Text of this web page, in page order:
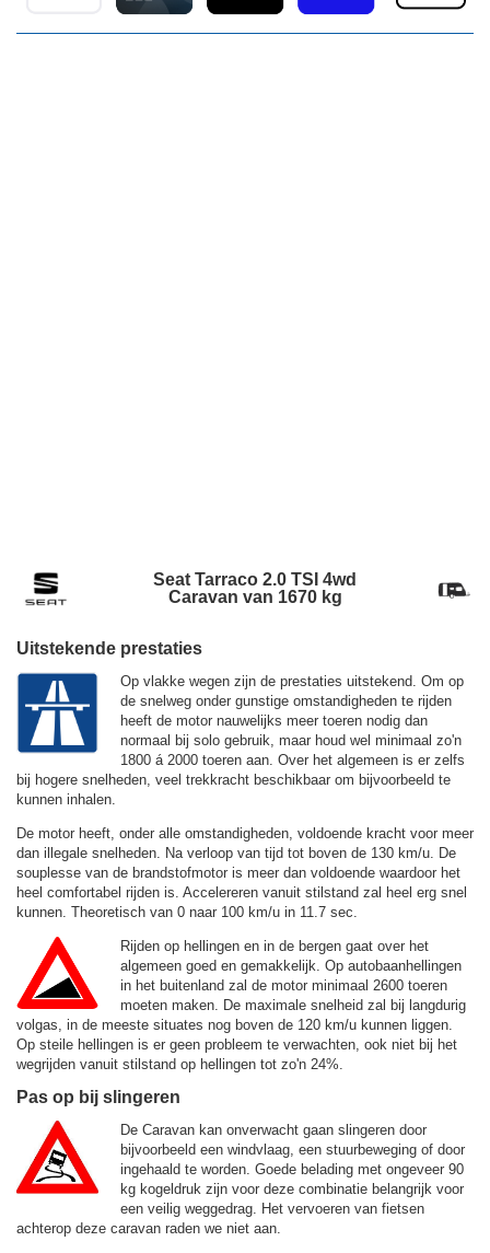
Seat Tarraco 2.0 TSI 4wd
Caravan van 1670 kg
Uitstekende prestaties
Op vlakke wegen zijn de prestaties uitstekend. Om op
de snelweg onder gunstige omstandigheden te rijden
heeft de motor nauwelijks meer toeren nodig dan
normaal bij solo gebruik, maar houd wel minimaal zo'n
1800 á 2000 toeren aan. Over het algemeen is er zelfs
bij hogere snelheden, veel trekkracht beschikbaar om bijvoorbeeld te
kunnen inhalen.
De motor heeft, onder alle omstandigheden, voldoende kracht voor meer
dan illegale snelheden. Na verloop van tijd tot boven de 130 km/u.
De
souplesse van de brandstofmotor is meer dan voldoende waardoor het
heel comfortabel rijden is. Accelereren vanuit stilstand zal heel erg snel
kunnen. Theoretisch van 0 naar 100 km/u in 11.7 sec.
Rijden op hellingen en in de bergen gaat over het
algemeen goed en gemakkelijk. Op autobaanhellingen
in het buitenland zal de motor minimaal 2600 toeren
moeten maken. De maximale snelheid zal bij langdurig
volgas, in de meeste situates nog boven de 120 km/u kunnen liggen.
Op steile hellingen is er geen probleem te verwachten, ook niet bij het
wegrijden vanuit stilstand op hellingen tot zo'n 24%.
Pas op bij slingeren
De Caravan kan onverwacht gaan slingeren door
bijvoorbeeld een windvlaag, een stuurbeweging of door
ingehaald te worden. Goede belading met ongeveer 90
kg kogeldruk zijn voor deze combinatie belangrijk voor
een veilig weggedrag. Het vervoeren van fietsen
achterop deze caravan raden we niet aan.